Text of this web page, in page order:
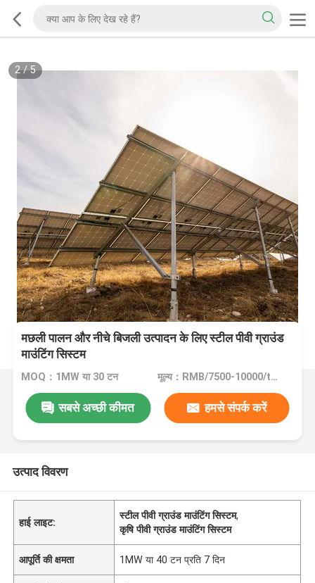
2/5
मछली पालन और नीचे बिजली उत्पादन के लिए स्टील पीवी ग्राउंड
माउंटिंग सिस्टम
MOQ：1MW या 30 टन मूल्य：RMB/7500-10000/tons
सबसे अच्छी कीमत हमसे संपर्क करें
उत्पाद विवरण
हाई लाइट:
स्टील पीवी ग्राउंड माउंटिंग सिस्टम,
कृषि पीवी ग्राउंड माउंटिंग सिस्टम
आपूर्ति की क्षमता 1MW या 40 टन प्रति 7 दिन